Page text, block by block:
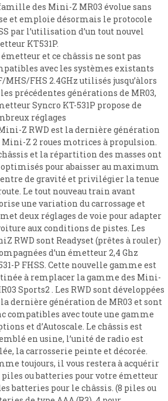
des Mini-Z MR03 évolue sans
et emploie désormais le protocole
par l’utilisation d’un tout nouvel
KT531P.
émetteur et ce châssis ne sont pas
avec les systèmes existants
MHS/FHS 2.4GHz utilisés jusqu’àlors
précédentes générations de MR03,
Syncro KT-531P propose de
réglages
Z RWD est la dernière génération
Mini-Z 2 roues motrices à propulsion.
et la répartition des masses ont
pour abaisser au maximum
de gravité et privilégier la tenue
Le tout nouveau train avant
une variation du carrossage et
deux réglages de voie pour adapter
aux conditions de pistes. Les
RWD sont Readyset (prêtes à rouler)
d’un émetteur 2,4 Ghz
P FHSS. Cette nouvelle gamme est
à remplacer la gamme des Mini-
Sports2 . Les RWD sont développées
dernière génération de MR03 et sont
compatibles avec toute une gamme
et d’Autoscale. Le châssis est
en usine, l’unité de radio est
la carrosserie peinte et décorée.
toujours, il vous restera à acquérir
piles ou batteries pour votre émetteur
batteries pour le châssis. (8 piles ou